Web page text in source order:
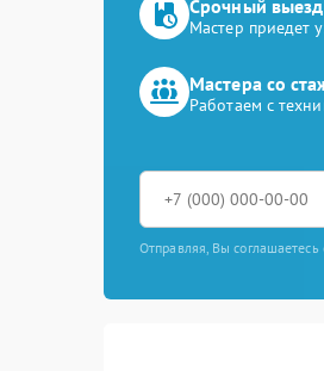
Срочный выезд
Мастер приедет
Мастера со
Работаем с
Отправляя, Вы